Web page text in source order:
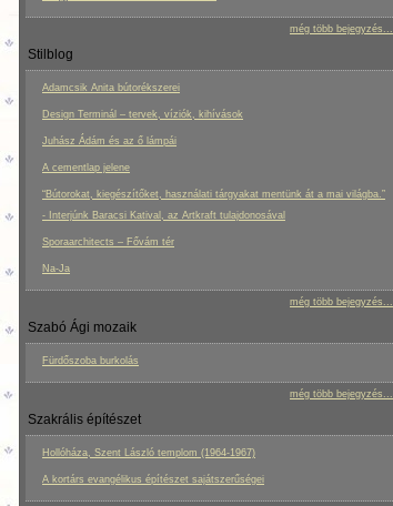
még több bejegyzés...
Stilblog
Adamcsik Anita bútorékszerei
Design Terminál – tervek, víziók, kihívások
Juhász Ádám és az ő lámpái
A cementlap jelene
“Bútorokat, kiegészítőket, használati tárgyakat mentünk át a mai világba.”
- Interjúnk Baracsi Katival, az Artkraft tulajdonosával
Sporaarchitects – Fővám tér
Na-Ja
még több bejegyzés...
Szabó Ági mozaik
Fürdőszoba burkolás
még több bejegyzés...
Szakrális építészet
Hollóháza, Szent László templom (1964-1967)
A kortárs evangélikus építészet sajátszerűségei